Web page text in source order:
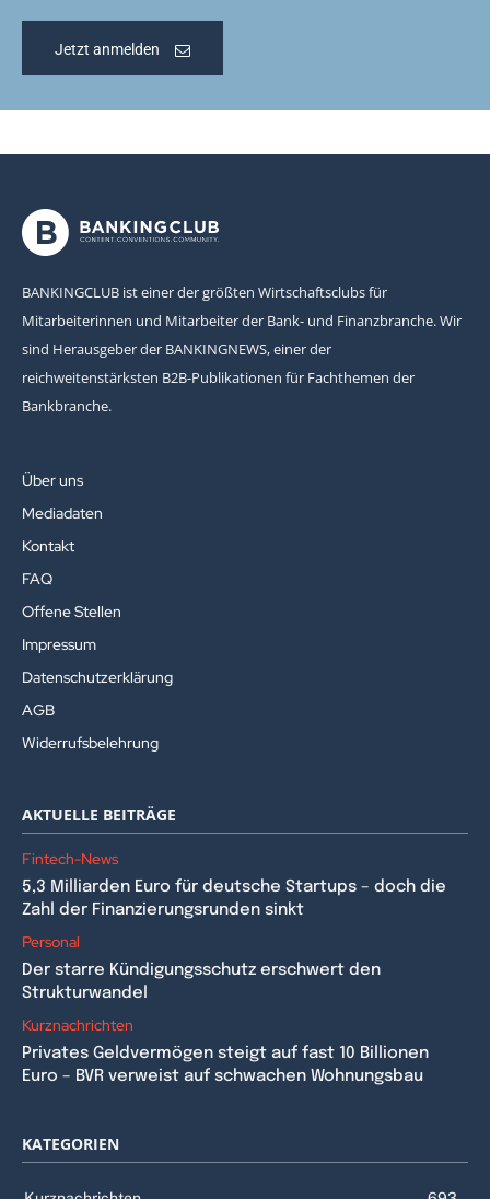
Jetzt anmelden
BANKINGCLUB ist einer der größten Wirtschaftsclubs für
Mitarbeiterinnen und Mitarbeiter der Bank- und Finanzbranche. Wir
sind Herausgeber der BANKINGNEWS, einer der
reichweitenstärksten B2B-Publikationen für Fachthemen der
Bankbranche.
Über uns
Mediadaten
Kontakt
FAQ
Offene Stellen
Impressum
Datenschutzerklärung
AGB
Widerrufsbelehrung
AKTUELLE BEITRÄGE
Fintech-News
5,3 Milliarden Euro für deutsche Startups – doch die
Zahl der Finanzierungsrunden sinkt
Personal
Der starre Kündigungsschutz erschwert den
Strukturwandel
Kurznachrichten
Privates Geldvermögen steigt auf fast 10 Billionen
Euro – BVR verweist auf schwachen Wohnungsbau
KATEGORIEN